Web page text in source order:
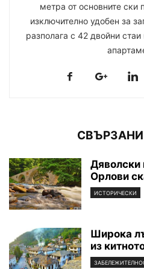
метра от основните ски
изключително удобен за
разполага с 42 двойни
Дяволски
Орлови
ИСТОРИЧЕСКИ
Широка
из